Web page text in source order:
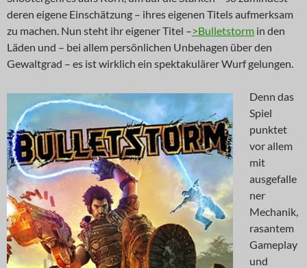
deren eigene Einschätzung – ihres eigenen Titels aufmerksam
zu machen. Nun steht ihr eigener Titel –>Bulletstorm in den
Läden und – bei allem persönlichen Unbehagen über den
Gewaltgrad – es ist wirklich ein spektakulärer Wurf gelungen.
Denn das
Spiel
punktet
vor allem
mit
ausgefalle
ner
Mechanik,
rasantem
Gameplay
und